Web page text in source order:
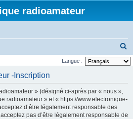
radioamateur
e
Langue :
-Inscription
» (désigné ci-après par « nous »,
radioamateur » et « https://www.electronique-
d’être légalement responsable des
pas d’être légalement responsable de